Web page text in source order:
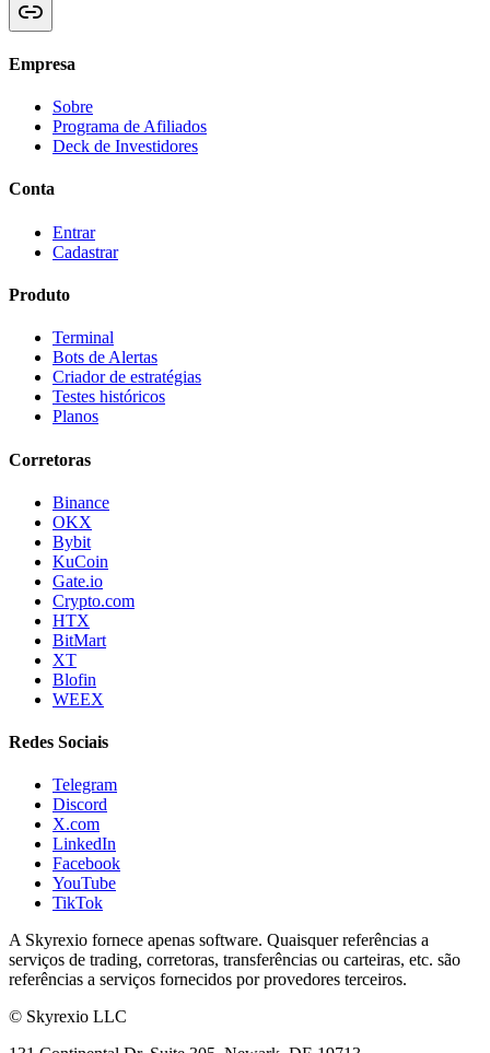
Empresa
Sobre
Programa de Afiliados
Deck de Investidores
Conta
Entrar
Cadastrar
Produto
Terminal
Bots de Alertas
Criador de estratégias
Testes históricos
Planos
Corretoras
Binance
OKX
Bybit
KuCoin
Gate.io
Crypto.com
HTX
BitMart
XT
Blofin
WEEX
Redes Sociais
Telegram
Discord
X.com
LinkedIn
Facebook
YouTube
TikTok
A Skyrexio fornece apenas software. Quaisquer referências a
serviços de trading, corretoras, transferências ou carteiras, etc. são
referências a serviços fornecidos por provedores terceiros.
© Skyrexio LLC